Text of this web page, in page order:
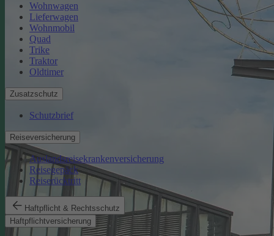
Wohnwagen
Lieferwagen
Wohnmobil
Quad
Trike
Traktor
Oldtimer
Zusatzschutz
Schutzbrief
Reiseversicherung
Auslandsreisekrankenversicherung
Reisegepäck
Reiserücktritt
Haftpflicht & Rechtsschutz
Haftpflichtversicherung